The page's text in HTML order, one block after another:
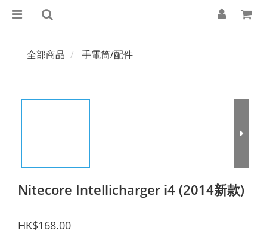
全部商品 手電筒/配件
Nitecore Intellicharger i4 (2014新款)
HK$168.00